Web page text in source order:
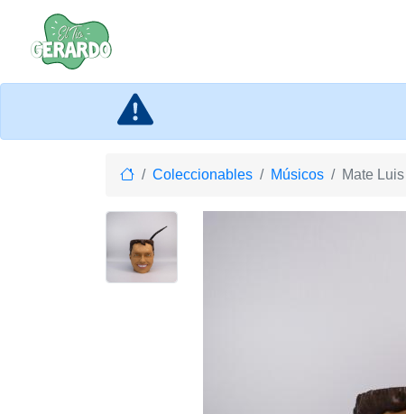
HomeColeccionables Músicos Mate